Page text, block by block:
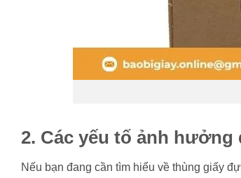
2. Các yếu tố ảnh
Nếu bạn đang cần tìm hiểu về thùng giấy